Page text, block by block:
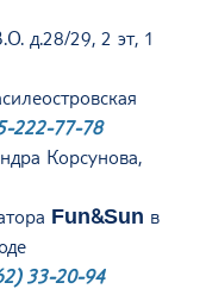
д.28/29, 2 эт, 1
222-77-78
Корсунова,
Fun&Sun в
33-20-94